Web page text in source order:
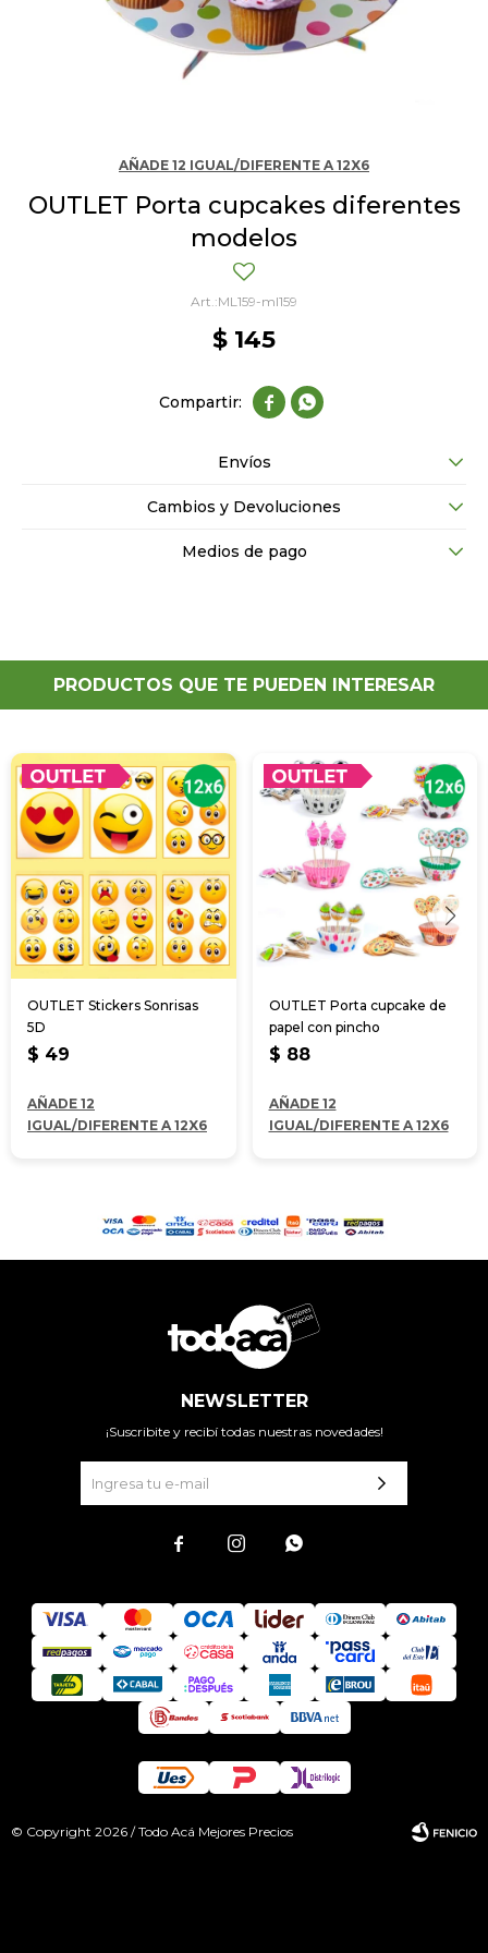
AÑADE 12 IGUAL/DIFERENTE A 12X6
OUTLET Porta cupcakes diferentes
modelos
ML159-ml159
$ 145
 
Envíos
Cambios y Devoluciones
Medios de pago
PRODUCTOS QUE TE PUEDEN INTERESAR
OUTLET Stickers Sonrisas
5D
$ 49
AÑADE 12
IGUAL/DIFERENTE A 12X6
OUTLET Porta cupcake de
papel con pincho
$ 88
AÑADE 12
IGUAL/DIFERENTE A 12X6
NEWSLETTER
¡Suscribite y recibí todas nuestras novedades!
  
© Copyright 2026 / Todo Acá Mejores Precios